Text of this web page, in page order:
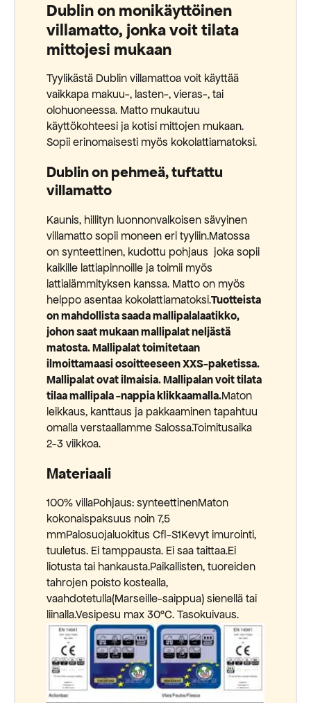
Dublin on monikäyttöinen
villamatto, jonka voit tilata
mittojesi mukaan
Tyylikästä Dublin villamattoa voit käyttää
vaikkapa makuu-, lasten-, vieras-, tai
olohuoneessa. Matto mukautuu
käyttökohteesi ja kotisi mittojen mukaan.
Sopii erinomaisesti myös kokolattiamatoksi.
Dublin on pehmeä, tuftattu
villamatto
Kaunis, hillityn luonnonvalkoisen sävyinen
villamatto sopii moneen eri tyyliin.Matossa
on synteettinen, kudottu pohjaus joka sopii
kaikille lattiapinnoille ja toimii myös
lattialämmityksen kanssa. Matto on myös
helppo asentaa kokolattiamatoksi.Tuotteista
on mahdollista saada mallipalalaatikko,
johon saat mukaan mallipalat neljästä
matosta. Mallipalat toimitetaan
ilmoittamaasi osoitteeseen XXS-paketissa.
Mallipalat ovat ilmaisia. Mallipalan voit tilata
tilaa mallipala -nappia klikkaamalla.Maton
leikkaus, kanttaus ja pakkaaminen tapahtuu
omalla verstaallamme Salossa.Toimitusaika
2-3 viikkoa.
Materiaali
100% villaPohjaus: synteettinenMaton
kokonaispaksuus noin 7,5
mmPalosuojaluokitus Cfl-S1Kevyt imurointi,
tuuletus. Ei tamppausta. Ei saa taittaa.Ei
liotusta tai hankausta.Paikallisten, tuoreiden
tahrojen poisto kostealla,
vaahdotetulla(Marseille-saippua) sienellä tai
liinalla.Vesipesu max 30°C. Tasokuivaus.